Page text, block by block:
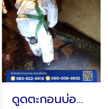
ดูดตะกอนบ่อบำบัด